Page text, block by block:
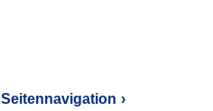
Seitennavigation